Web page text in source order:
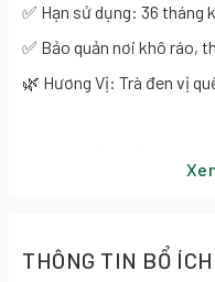
✅ Hạn sử dụng: 36 tháng
✅ Bảo quản nơi khô ráo,
🌿 Hương Vị: Trà đen vị
thời điểm nào trong ngày
THÔNG TIN BỔ ÍCH